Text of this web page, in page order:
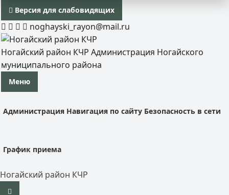
Версия для слабовидящих
noghayski_rayon@mail.ru
Ногайский район КЧР Администрация Ногайского
муниципального района
Меню
Администрация Навигация по сайту Безопасность в сети
График приема
Ногайский район КЧР